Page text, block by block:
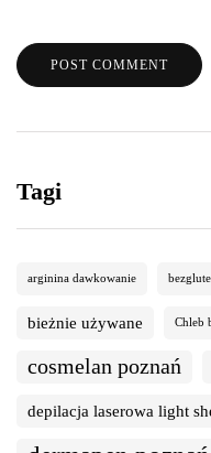
Tagi
arginina dawkowanie
bieżnie używane Chleb
cosmelan poznań
depilacja laserowa light